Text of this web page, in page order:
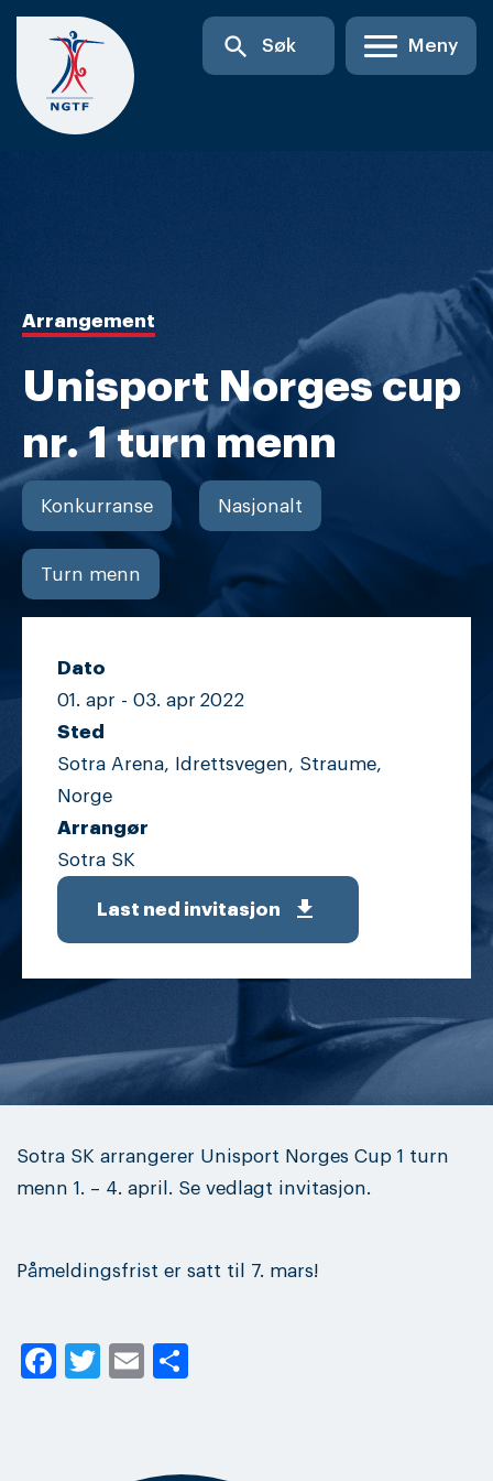
Skip
content
search Søk Meny
Arrangement
Unisport Norges cup
nr. 1 turn menn
Konkurranse Nasjonalt
Turn menn
Dato
01. apr - 03. apr 2022
Sted
Sotra Arena, Idrettsvegen, Straume,
Norge
Arrangør
Sotra SK
Last ned invitasjon get_app
Sotra SK arrangerer Unisport Norges Cup 1 turn
menn 1. – 4. april. Se vedlagt invitasjon.
Påmeldingsfrist er satt til 7. mars!
Facebook
Twitter
Email